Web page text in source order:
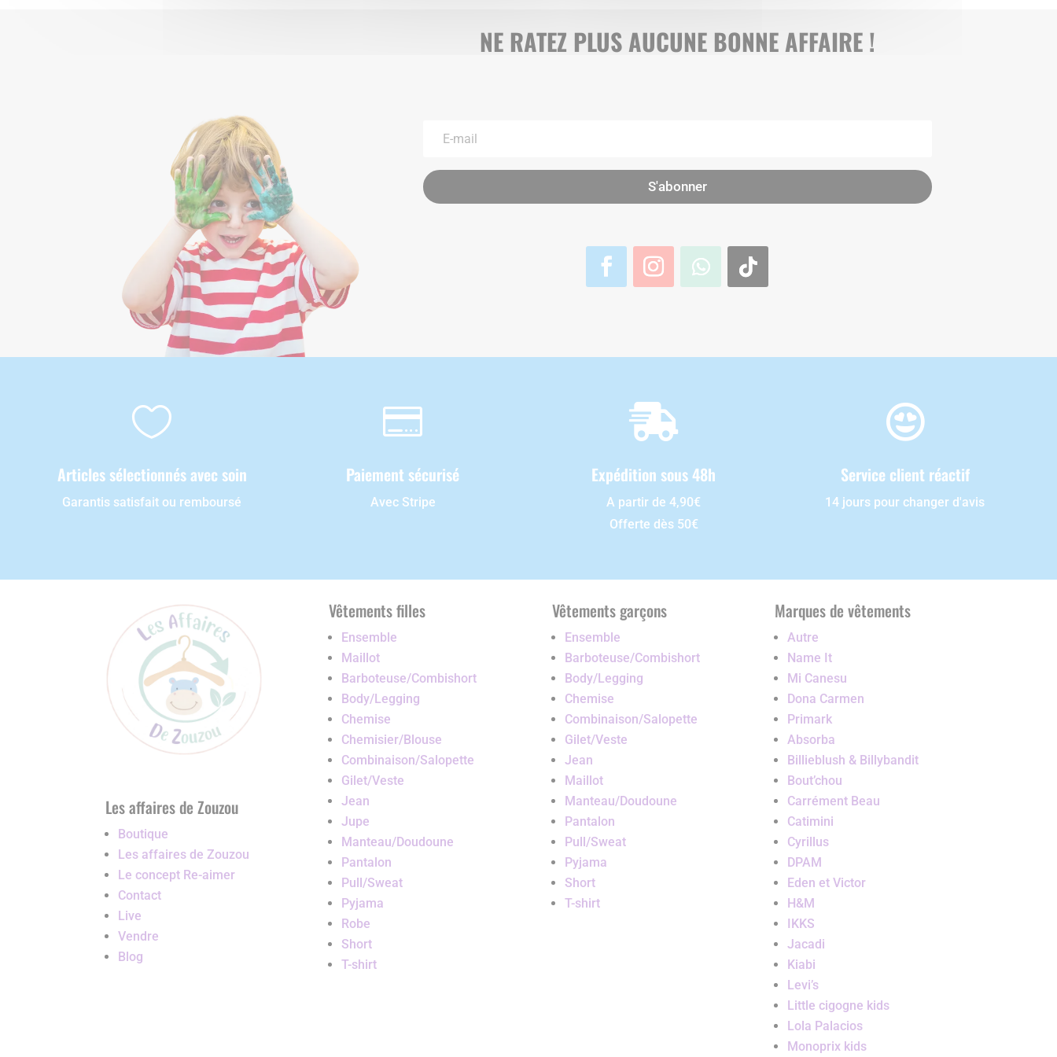
NE RATEZ PLUS AUCUNE BONNE AFFAIRE !
S'abonner

Articles sélectionnés avec soin
Garantis satisfait ou remboursé

Paiement sécurisé
Avec Stripe

Expédition sous 48h
A partir de 4,90€
Offerte dès 50€

Service client réactif
14 jours pour changer d'avis
Les affaires de Zouzou
Boutique
Les affaires de Zouzou
Le concept Re-aimer
Contact
Live
Vendre
Blog
Vêtements filles
Ensemble
Maillot
Barboteuse/Combishort
Body/Legging
Chemise
Chemisier/Blouse
Combinaison/Salopette
Gilet/Veste
Jean
Jupe
Manteau/Doudoune
Pantalon
Pull/Sweat
Pyjama
Robe
Short
T-shirt
Vêtements garçons
Ensemble
Barboteuse/Combishort
Body/Legging
Chemise
Combinaison/Salopette
Gilet/Veste
Jean
Maillot
Manteau/Doudoune
Pantalon
Pull/Sweat
Pyjama
Short
T-shirt
Marques de vêtements
Autre
Name It
Mi Canesu
Dona Carmen
Primark
Absorba
Billieblush & Billybandit
Bout’chou
Carrément Beau
Catimini
Cyrillus
DPAM
Eden et Victor
H&M
IKKS
Jacadi
Kiabi
Levi’s
Little cigogne kids
Lola Palacios
Monoprix kids